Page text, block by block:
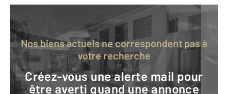
Nos biens actuels ne correspondent pas à
votre recherche
Créez-vous une alerte mail pour
être averti quand une annonce